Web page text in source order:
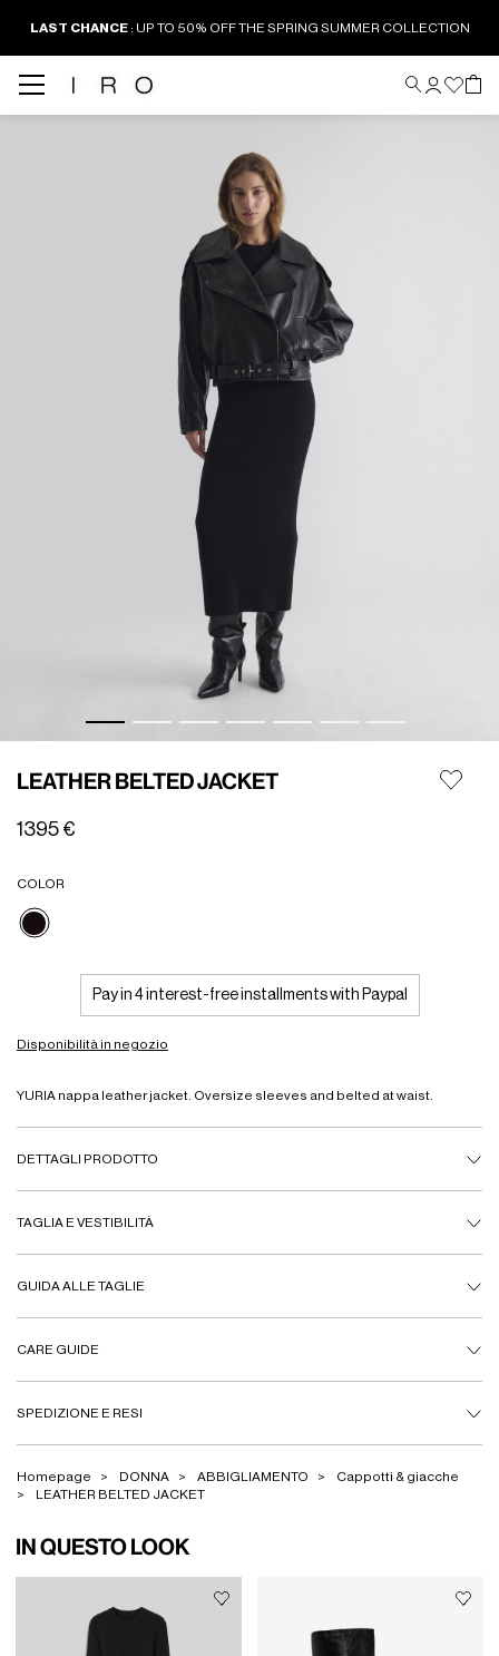
LAST CHANCE: UP TO 50% OFF THE SPRING SUMMER COLLECTION
LEATHER BELTED JACKET
1395 €
COLOR
selezionato
Pay in 4 interest-free installments with Paypal
Disponibilità in negozio
YURIA nappa leather jacket. Oversize sleeves and belted at waist.
DETTAGLI PRODOTTO
TAGLIA E VESTIBILITÀ
GUIDA ALLE TAGLIE
CARE GUIDE
SPEDIZIONE E RESI
Homepage DONNA ABBIGLIAMENTO
Cappotti & giacche
LEATHER BELTED JACKET
IN QUESTO LOOK